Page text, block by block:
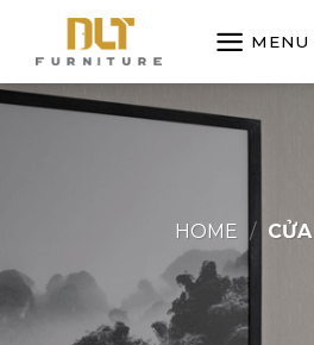
MENU
HOME /